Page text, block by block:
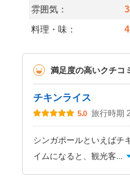
雰囲気：
料理・味：
満足度の高いクチコ
チキンライス
5.0 旅行時期
シンガポールといえばチ
イムになると、観光客